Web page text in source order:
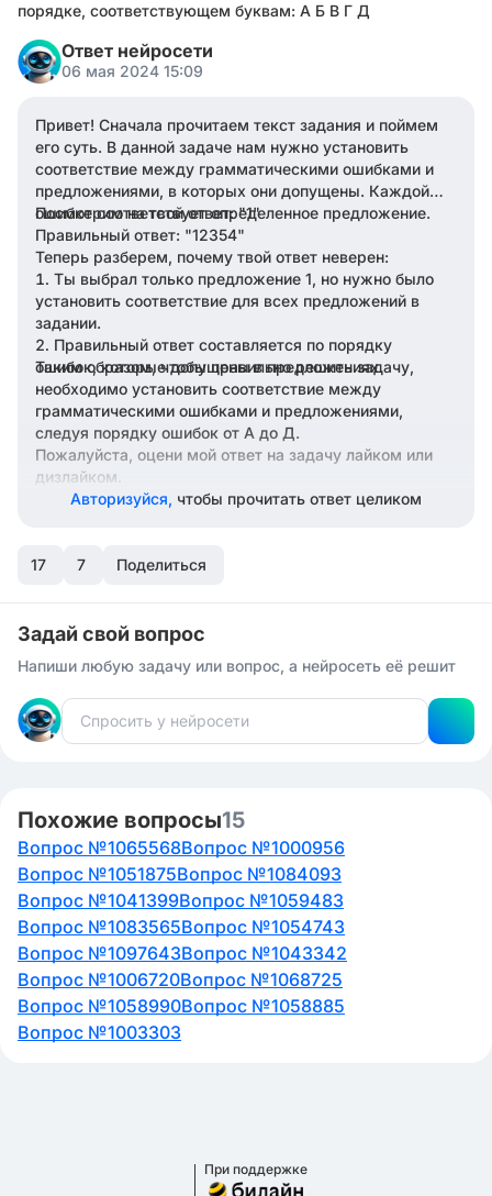
порядке, соответствующем буквам: A Б В Г Д
Ответ нейросети
06 мая 2024 15:09
Привет! Сначала прочитаем текст задания и поймем
его суть. В данной задаче нам нужно установить
соответствие между грамматическими ошибками и
предложениями, в которых они допущены. Каждой
ошибке соответствует определенное предложение.
Посмотрим на твой ответ: "1"
Правильный ответ: "12354"
Теперь разберем, почему твой ответ неверен:
Ты выбрал только предложение 1, но нужно было
установить соответствие для всех предложений в
задании.
Правильный ответ составляется по порядку
ошибок, которые допущены в предложениях.
Таким образом, чтобы правильно решить задачу,
необходимо установить соответствие между
грамматическими ошибками и предложениями,
следуя порядку ошибок от А до Д.
Пожалуйста, оцени мой ответ на задачу лайком или
дизлайком.
Авторизуйся, чтобы прочитать ответ целиком
17 7 Поделиться
Задай свой вопрос
Напиши любую задачу или вопрос, а нейросеть её решит
Похожие вопросы15
Вопрос №1065568Вопрос №1000956
Вопрос №1051875Вопрос №1084093
Вопрос №1041399Вопрос №1059483
Вопрос №1083565Вопрос №1054743
Вопрос №1097643Вопрос №1043342
Вопрос №1006720Вопрос №1068725
Вопрос №1058990Вопрос №1058885
Вопрос №1003303
При поддержке